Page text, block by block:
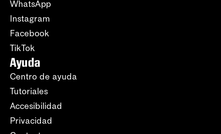
WhatsApp
Instagram
Facebook
TikTok
Ayuda
Centro de ayuda
Tutoriales
Accesibilidad
Privacidad